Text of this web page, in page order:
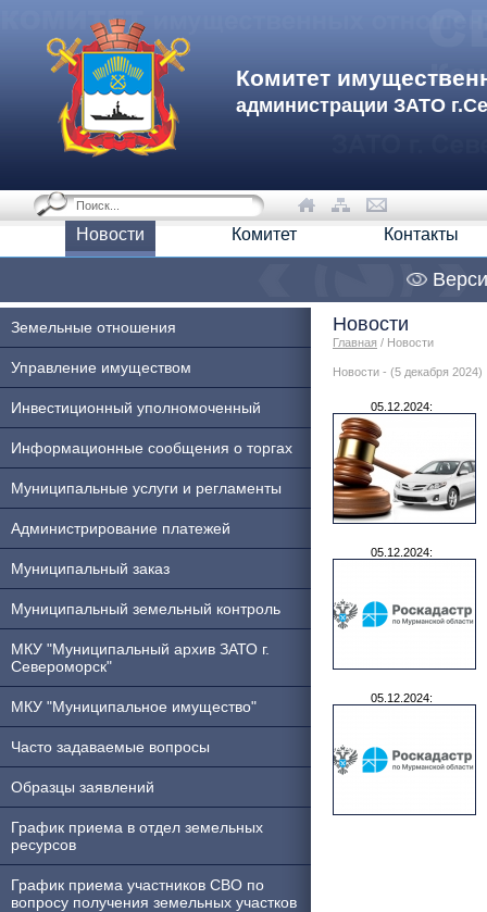
Комитет
администрации ЗАТО
Новости Комитет Контакты
Земельные отношения
Управление имуществом
Инвестиционный уполномоченный
Информационные сообщения о торгах
Муниципальные услуги и регламенты
Администрирование платежей
Муниципальный заказ
Муниципальный земельный контроль
МКУ "Муниципальный архив ЗАТО г.
Североморск"
МКУ "Муниципальное имущество"
Часто задаваемые вопросы
Образцы заявлений
График приема в отдел земельных
ресурсов
График приема участников СВО по
вопросу получения земельных участков
Новости
Главная / Новости
Новости - (5 декабря 2024)
05.12.2024:
05.12.2024:
05.12.2024: